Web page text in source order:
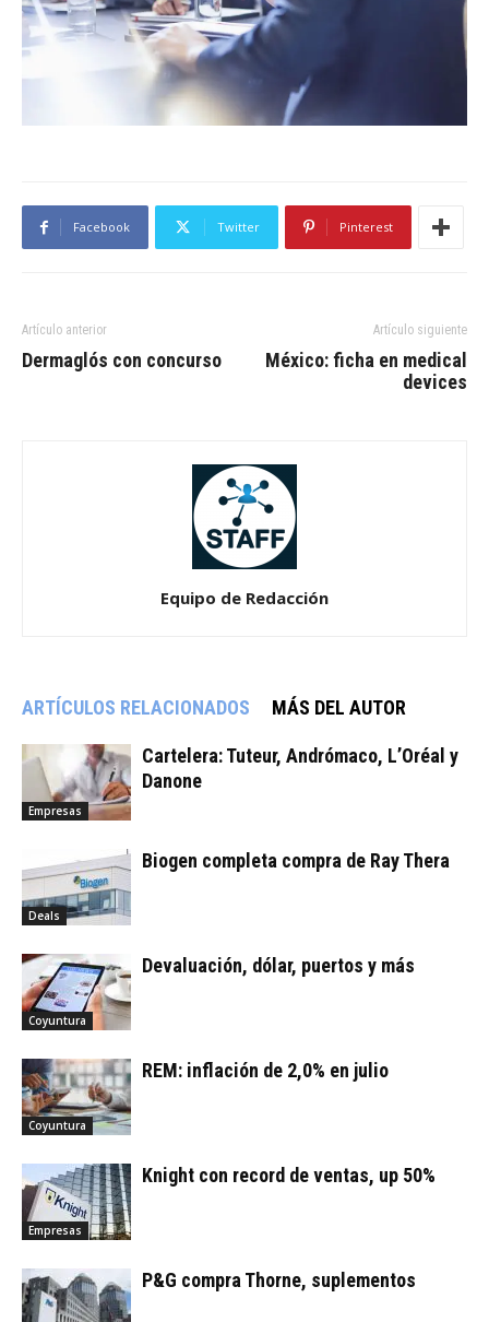
Facebook Twitter Pinterest
Artículo anterior
Dermaglós con concurso
Artículo siguiente
México: ficha en medical
devices
Equipo de Redacción
ARTÍCULOS RELACIONADOS MÁS DEL AUTOR
Empresas
Cartelera: Tuteur, Andrómaco, L’Oréal y
Danone
Deals
Biogen completa compra de Ray Thera
Coyuntura
Devaluación, dólar, puertos y más
Coyuntura
REM: inflación de 2,0% en julio
Empresas
Knight con record de ventas, up 50%
P&G compra Thorne, suplementos